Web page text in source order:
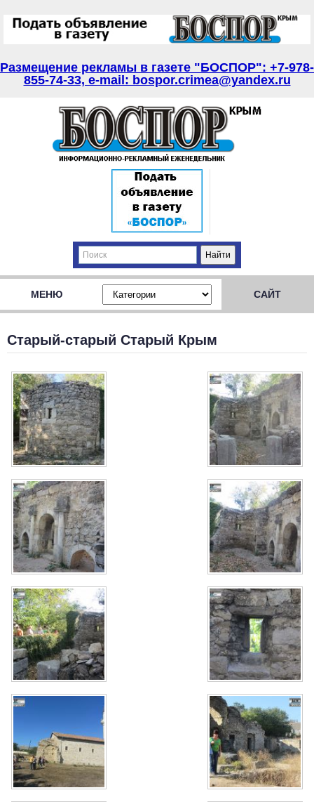
Размещение рекламы в газете "БОСПОР": +7-978-
855-74-33, e-mail: bospor.crimea@yandex.ru
МЕНЮ САЙТ
Старый-старый Старый Крым